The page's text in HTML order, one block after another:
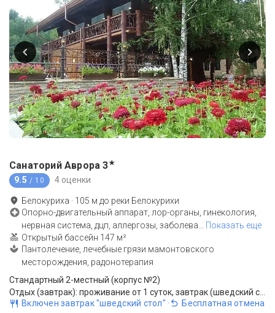
Санаторий Аврора 3★
9.5 / 10 4 оценки
Белокуриха · 105 м до реки Белокурихи
Опорно-двигательный аппарат, лор-органы, гинекология,
нервная система, дцп, аллергозы, заболева
Показать еще
Открытый бассейн 147 м²
Пантолечение, лечебные грязи мамонтовского
месторождения, радонотерапия
Стандартный 2-местный (корпус №2)
Включен завтрак "шведский стол" · Бесплатная отмена